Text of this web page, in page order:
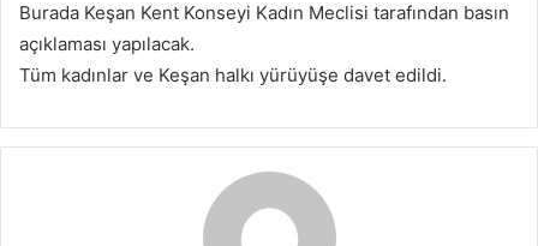
Burada Keşan Kent Konseyi Kadın Meclisi tarafından basın
açıklaması yapılacak.
Tüm kadınlar ve Keşan halkı yürüyüşe davet edildi.